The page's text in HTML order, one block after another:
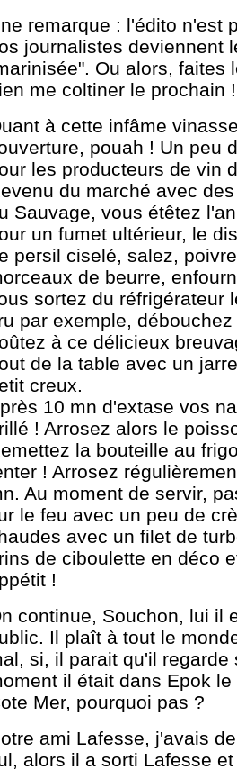
remarque : l'édito n'est
journalistes deviennent
Ou alors, faites
me coltiner le prochain !
à cette infâme
pouah ! Un peu
les producteurs de vin
du marché avec
Sauvage, vous étêtez
un fumet ultérieur, le
persil ciselé, salez,
de beurre,
sortez du réfrigérateur
par exemple,
à ce délicieux
de la table avec un
creux.
10 mn d'extase vos
! Arrosez alors le
la bouteille au
! Arrosez
Au moment de servir,
le feu avec un peu de
avec un filet de
de ciboulette en déco
!
continue, Souchon, lui il
Il plaît à tout le
si, il parait qu'il
il était dans Epok
Mer, pourquoi pas ?
ami Lafesse, j'avais
alors il a sorti Lafesse